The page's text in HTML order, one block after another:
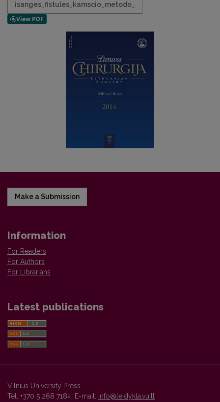
isanges_fistules_kamscio_metodo_
Make a Submission
Information
For Readers
For Authors
For Librarians
Latest publications
Vilnius University Press
Tel. +370 5 268 7184, E-mail: info@leidykla.vu.lt